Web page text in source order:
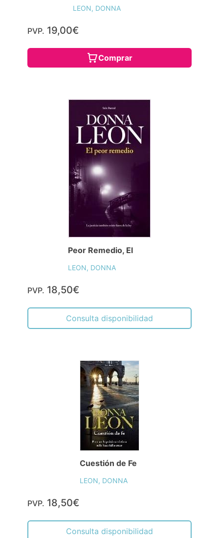
LEON, DONNA
PVP. 19,00€
Comprar
Peor Remedio, El
LEON, DONNA
PVP. 18,50€
Consulta disponibilidad
Cuestión de Fe
LEON, DONNA
PVP. 18,50€
Consulta disponibilidad